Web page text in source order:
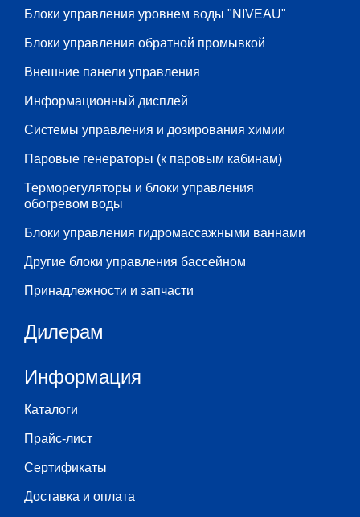
Блоки управления уровнем воды "NIVEAU"
Блоки управления обратной промывкой
Внешние панели управления
Информационный дисплей
Системы управления и дозирования химии
Паровые генераторы (к паровым кабинам)
Терморегуляторы и блоки управления
обогревом воды
Блоки управления гидромассажными ваннами
Другие блоки управления бассейном
Принадлежности и запчасти
Дилерам
Информация
Каталоги
Прайс-лист
Сертификаты
Доставка и оплата